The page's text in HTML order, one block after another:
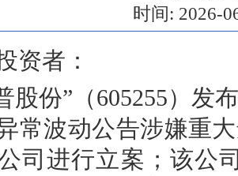
时间: 2026-
资者：
股份”（605255）发
常波动公告涉嫌重
司进行立案；该公